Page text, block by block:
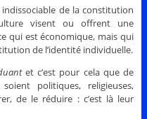
de la constitution
visent ou offrent une
qui est économique, mais qui
de l’identité individuelle.
et c’est pour cela que de
politiques, religieuses,
de le réduire : c’est là leur